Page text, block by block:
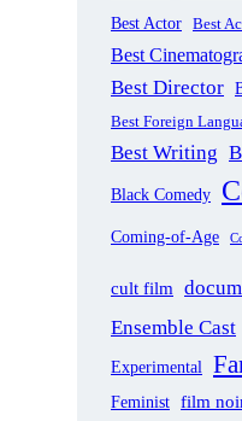
Best Actor Best
Best
Best Director
Best Foreign
Best Writing
Black Comedy
Coming-of-Age
cult film
Ensemble Cast
Experimental
Feminist film